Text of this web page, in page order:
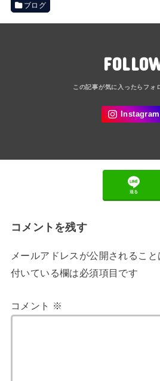
ブログ
送る
コメントを残す
メールアドレスが公開されること
付いている欄は必須項目です
コメント ※